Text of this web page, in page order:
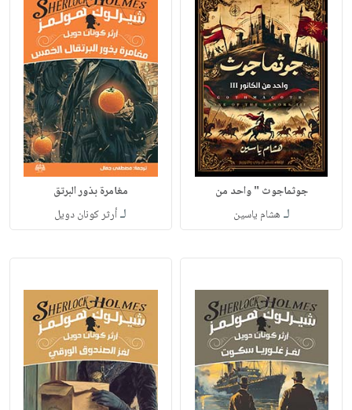
جوثماجوث " واحد من
لـ هشام ياسين
مغامرة بذور البرتق
لـأرثر كونان دويل